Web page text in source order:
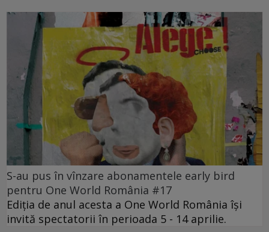
S-au pus în vînzare abonamentele early bird
pentru One World România #17
Ediția de anul acesta a One World România își
invită spectatorii în perioada 5 - 14 aprilie.